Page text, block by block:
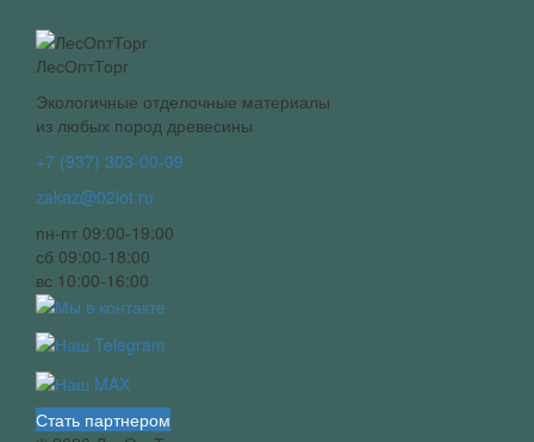
ЛесОптТорг
Экологичные отделочные материалы
из любых пород древесины
+7 (937) 303-00-09
zakaz@02lot.ru
пн-пт 09:00-19:00
сб 09:00-18:00
вс 10:00-16:00
Стать партнером